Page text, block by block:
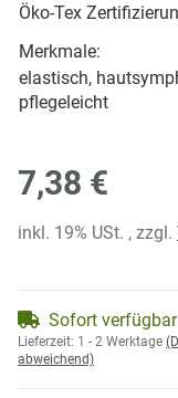
Öko-Tex
Merkmale:
elastisch,
pflegeleicht
7,38 €
inkl. 19% USt. , zzgl.
Sofort verfügbar
Lieferzeit: 1 - 2 Werktage
abweichend)